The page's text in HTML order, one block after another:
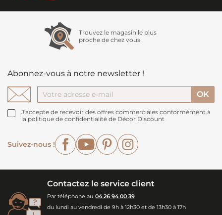
Trouvez le magasin le plus
proche de chez vous
Abonnez-vous à notre newsletter !
J'accepte de recevoir des offres commerciales conformément à
la politique de confidentialité de Décor Discount
Suivez-nous !
FacebookYouTubePinterest
Contactez le service client
Par téléphone au 04 26 94 00 39
du lundi au vendredi de 9h à 12h30 et de 13h30 à 17h